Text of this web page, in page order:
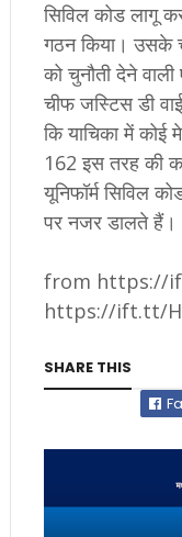
सिविल कोड लागू
गठन किया। उसके
को चुनौती देने
चीफ जस्टिस डी
कि याचिका में कोई
162 इस तरह की
यूनिफॉर्म सिविल
पर नजर डालते हैं।
from https://
https://ift.tt/
SHARE THIS